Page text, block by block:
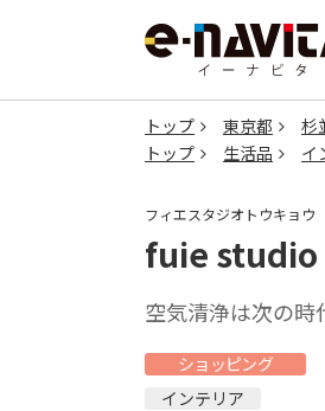
トップ 東京都 杉
トップ
生活品 イ
フィエスタジオトウキョウ
fuie studio
空気清浄は次の
ショッピング
インテリア